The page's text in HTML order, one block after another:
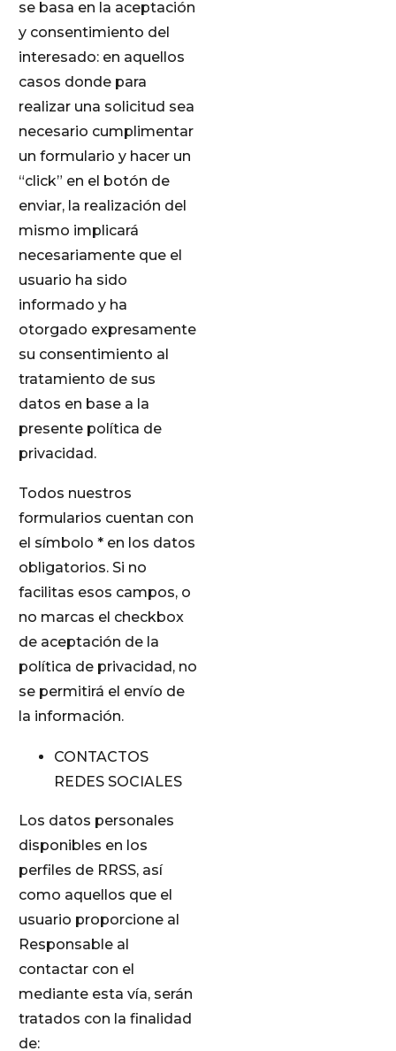
se basa en la aceptación
y consentimiento del
interesado: en aquellos
casos donde para
realizar una solicitud sea
necesario cumplimentar
un formulario y hacer un
“click” en el botón de
enviar, la realización del
mismo implicará
necesariamente que el
usuario ha sido
informado y ha
otorgado expresamente
su consentimiento al
tratamiento de sus
datos en base a la
presente política de
privacidad.
Todos nuestros
formularios cuentan con
el símbolo * en los datos
obligatorios. Si no
facilitas esos campos, o
no marcas el checkbox
de aceptación de la
política de privacidad, no
se permitirá el envío de
la información.
CONTACTOS
REDES SOCIALES
Los datos personales
disponibles en los
perfiles de RRSS, así
como aquellos que el
usuario proporcione al
Responsable al
contactar con el
mediante esta vía, serán
tratados con la finalidad
de: